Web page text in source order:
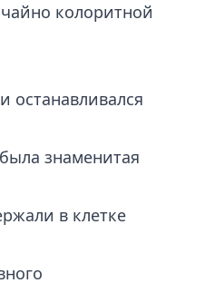
колоритной
останавливался
знаменитая
в клетке